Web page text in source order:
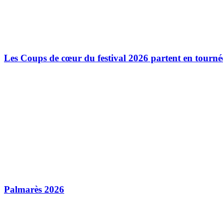
Les Coups de cœur du festival 2026 partent en
Palmarès 2026